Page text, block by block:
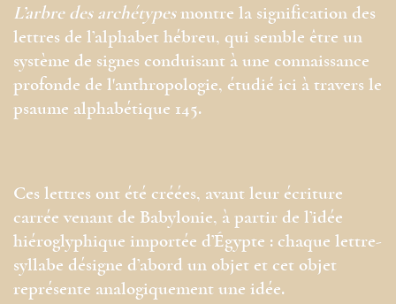
L’arbre des archétypesmontre la signification des
lettres de l’alphabet hébreu, qui semble être un
système de signes conduisant à une connaissance
profonde de l'anthropologie, étudié ici à travers le
psaume alphabétique 145.
Ces lettres ont été créées, avant leur écriture
carrée venant de Babylonie, à partir de l’idée
hiéroglyphique importée d’Égypte : chaque lettre-
syllabe désigne d’abord un objet et cet objet
représente analogiquement une idée.